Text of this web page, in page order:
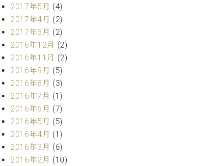
W.
ホ
フ
マ
ン
ト
ラ
デ
ィ
シ
ョ
ン
W.
ホ
術
営
業
セ
ン
タ
ー
ス
タ
ッ
ご
挨
拶
2017年5月 (4)
2017年4月 (2)
2017年3月 (2)
2016年12月 (2)
2016年11月 (2)
2016年9月 (5)
2016年8月 (3)
2016年7月 (1)
2016年6月 (7)
2016年5月 (5)
2016年4月 (1)
2016年3月 (6)
2016年2月 (10)